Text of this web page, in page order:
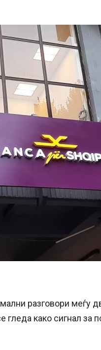
разговори меѓу
гледа како сигнал за